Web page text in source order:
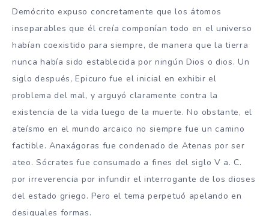
Demócrito expuso concretamente que los átomos
inseparables que él creía componían todo en el universo
habían coexistido para siempre, de manera que la tierra
nunca había sido establecida por ningún Dios o dios. Un
siglo después, Epicuro fue el inicial en exhibir el
problema del mal, y arguyó claramente contra la
existencia de la vida luego de la muerte. No obstante, el
ateísmo en el mundo arcaico no siempre fue un camino
factible. Anaxágoras fue condenado de Atenas por ser
ateo. Sócrates fue consumado a fines del siglo V a. C.
por irreverencia por infundir el interrogante de los dioses
del estado griego. Pero el tema perpetuó apelando en
desiguales formas.